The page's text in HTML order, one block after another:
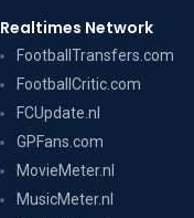
Realtimes Network
FootballTransfers.com
FootballCritic.com
FCUpdate.nl
GPFans.com
MovieMeter.nl
MusicMeter.nl